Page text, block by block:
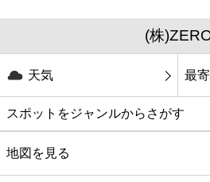
(株
天気 最
スポットをジャンルからさがす
グルメ
地図を見る